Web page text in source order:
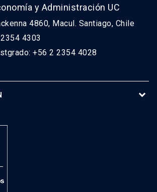
y Administración UC
4860, Macul. Santiago, Chile
4303
+56 2 2354 4028